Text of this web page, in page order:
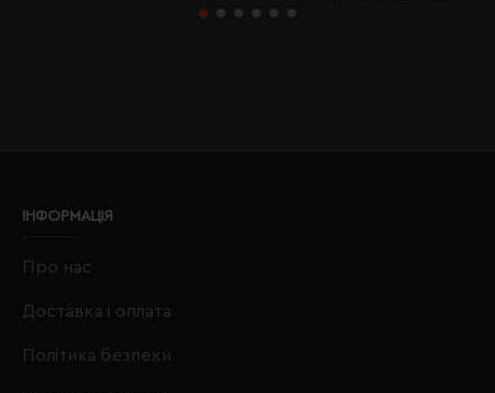
ІНФОРМАЦІЯ
Про нас
Доставка і оплата
Політика безпеки